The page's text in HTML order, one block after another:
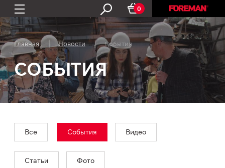
0
Главная Новости События
СОБЫТИЯ
Все События Видео
Статьи Фото